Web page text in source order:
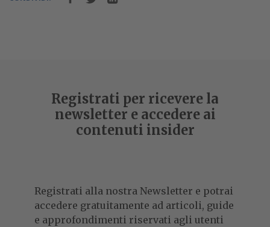
Registrati per ricevere la
newsletter e accedere ai
contenuti insider
Registrati alla nostra Newsletter e potrai
accedere gratuitamente ad articoli, guide
e approfondimenti riservati agli utenti